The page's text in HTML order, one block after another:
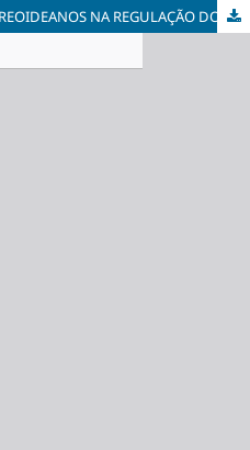
O PAPEL DOS HORMÔNIOS TIREOIDEANOS NA REGULAÇÃO DOS NÍVEIS DE COLESTEROL UMA ANÁLISE BIBLIOGRÁFICA